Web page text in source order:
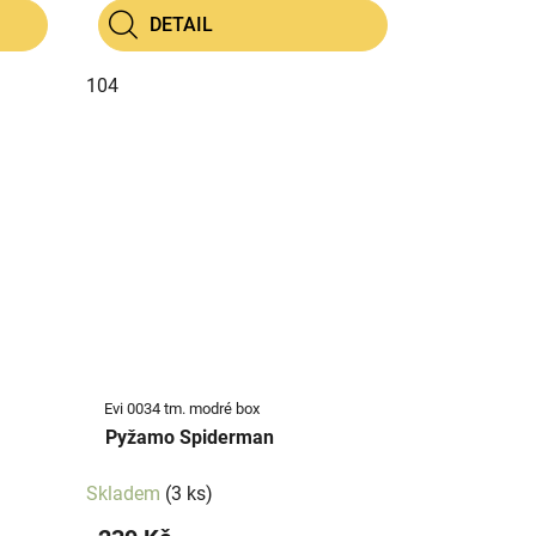
DETAIL
104
Evi 0034 tm. modré box
Pyžamo Spiderman
Skladem (3 ks)